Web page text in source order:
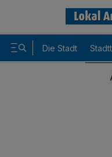
Die Stadt